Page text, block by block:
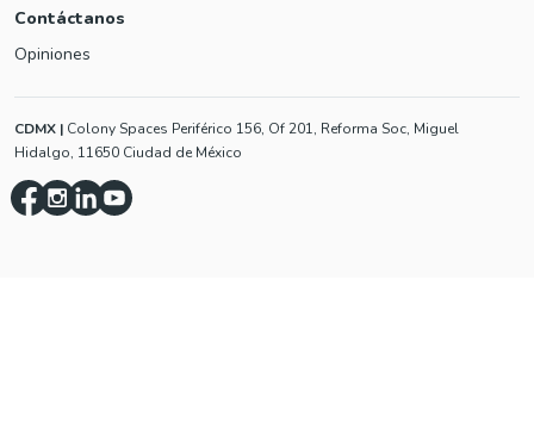
Contáctanos
Opiniones
CDMX | Colony Spaces Periférico 156, Of 201, Reforma Soc, Miguel
Hidalgo, 11650 Ciudad de México